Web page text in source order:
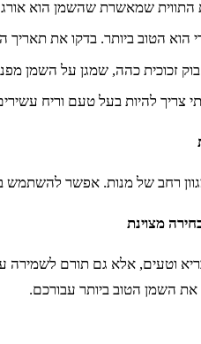
שמאשרת שהשמן הוא
הוא הטוב ביותר. בדקו את תאריך
זכוכית כהה, שמגן על השמן
צריך להיות בעל טעם וריח
רחב של מנות. אפשר להשתמש בו
מצוינת
וטעים, אלא גם תורם
את השמן הטוב ביותר עבורכם.